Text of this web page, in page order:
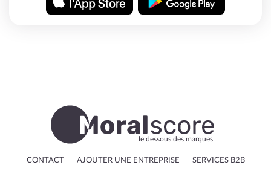
le dessous des marques
CONTACT AJOUTER UNE ENTREPRISE SERVICES B2B